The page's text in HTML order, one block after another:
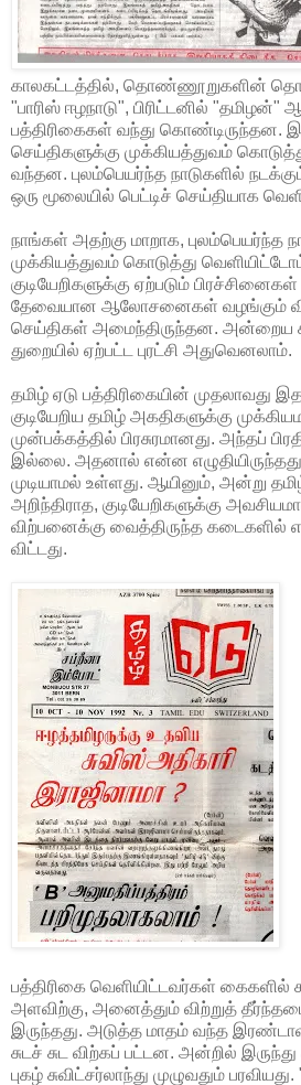
காலகட்டத்தில், தொண்ணூறுகளின்
"பாரிஸ் ஈழநாடு", பிரிட்டனில்
பத்திரிகைகள் வந்து
செய்திகளுக்கு முக்கியத்துவம்
வந்தன. புலம்பெயர்ந்த நாடுகளில்
ஒரு மூலையில் பெட்டிச் செய்தியாக
நாங்கள் அதற்கு மாறாக, புலம்பெயர்ந்த
முக்கியத்துவம் கொடுத்து
குடியேறிகளுக்கு ஏற்படும்
தேவையான ஆலோசனைகள் வழங்கும்
செய்திகள் அமைந்திருந்தன. அன்றைய
துறையில் ஏற்பட்ட புரட்சி அதுவெனலாம்.
தமிழ் ஏடு பத்திரிகையின் முதலாவது
குடியேறிய தமிழ் அகதிகளுக்கு
முன்பக்கத்தில் பிரசுரமானது. அந்தப்
இல்லை. அதனால் என்ன
முடியாமல் உள்ளது. ஆயினும், அன்று
அறிந்திராத, குடியேறிகளுக்கு
விற்பனைக்கு வைத்திருந்த கடைகளில்
விட்டது.
பத்திரிகை வெளியிட்டவர்கள் கைகளில்
அளவிற்கு, அனைத்தும் விற்றுத்
இருந்தது. அடுத்த மாதம் வந்த
சுடச் சுட விற்கப் பட்டன. அன்றில்
புகழ் சுவிட்சர்லாந்து முழுவதும்